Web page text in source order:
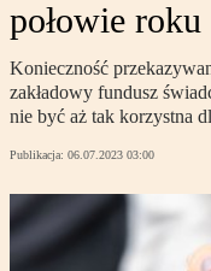
połowie roku
Konieczność
zakładowy fundusz
nie być aż tak korzystna
Publikacja: 06.07.2023 03:00